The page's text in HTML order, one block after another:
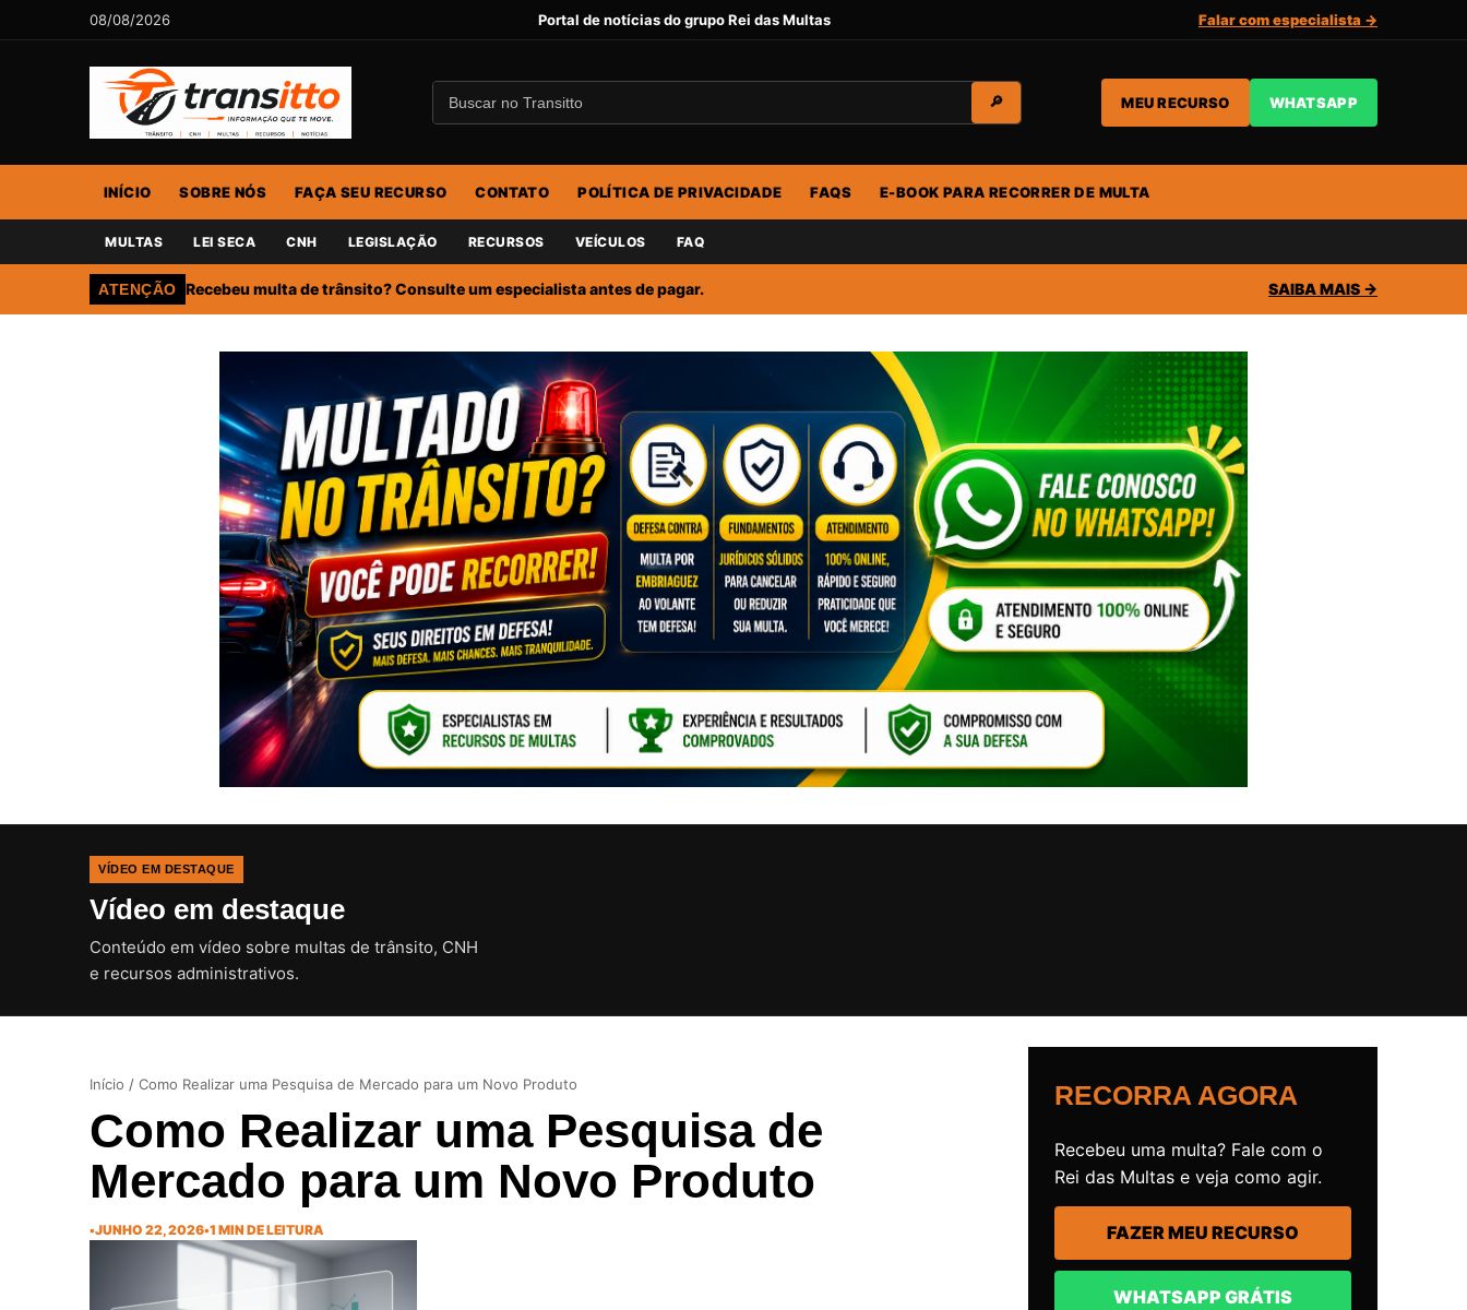
08/08/2026 Portal de notícias do grupo Rei das Multas Falar com especialista →
🔎 MEU RECURSO WHATSAPP
INÍCIO SOBRE NÓS FAÇA SEU RECURSO CONTATO POLÍTICA DE PRIVACIDADE FAQS E-BOOK PARA RECORRER DE MULTA
MULTAS LEI SECA CNH LEGISLAÇÃO RECURSOS VEÍCULOS FAQ
ATENÇÃO Recebeu multa de trânsito? Consulte um especialista antes de pagar. SAIBA MAIS →
VÍDEO EM DESTAQUE
Vídeo em destaque
Conteúdo em vídeo sobre multas de trânsito, CNH
e recursos administrativos.
Início / Como Realizar uma Pesquisa de Mercado para um Novo Produto
Como Realizar uma Pesquisa de
Mercado para um Novo Produto
•JUNHO 22, 2026•1 MIN DE LEITURA
RECORRA AGORA
Recebeu uma multa? Fale com o
Rei das Multas e veja como agir.
FAZER MEU RECURSO
WHATSAPP GRÁTIS